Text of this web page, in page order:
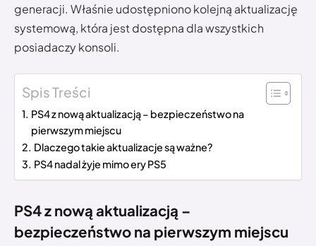
generacji. Właśnie udostępniono kolejną aktualizację
systemową, która jest dostępna dla wszystkich
posiadaczy konsoli.
Spis Treści
PS4 z nową aktualizacją – bezpieczeństwo na
pierwszym miejscu
Dlaczego takie aktualizacje są ważne?
PS4 nadal żyje mimo ery PS5
PS4 z nową aktualizacją –
bezpieczeństwo na pierwszym miejscu